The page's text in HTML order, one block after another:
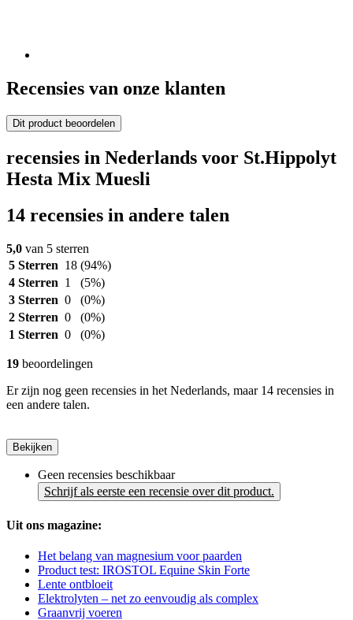
Recensies van onze klanten
Dit product beoordelen
recensies in Nederlands voor St.Hippolyt
Hesta Mix Muesli
14 recensies in andere talen
5,0 van 5 sterren
5 Sterren 18 (94%)
4 Sterren 1
(5%)
3 Sterren 0
(0%)
2 Sterren 0
(0%)
1 Sterren 0 (0%)
19 beoordelingen
Er zijn nog geen recensies in het Nederlands, maar 14 recensies in
een andere talen.
Bekijken
Geen recensies beschikbaar
Schrijf als eerste een recensie over dit product.
Uit ons magazine:
Het belang van magnesium voor paarden
Product test: IROSTOL Equine Skin Forte
Lente ontbloeit
Elektrolyten – net zo eenvoudig als complex
Graanvrij voeren